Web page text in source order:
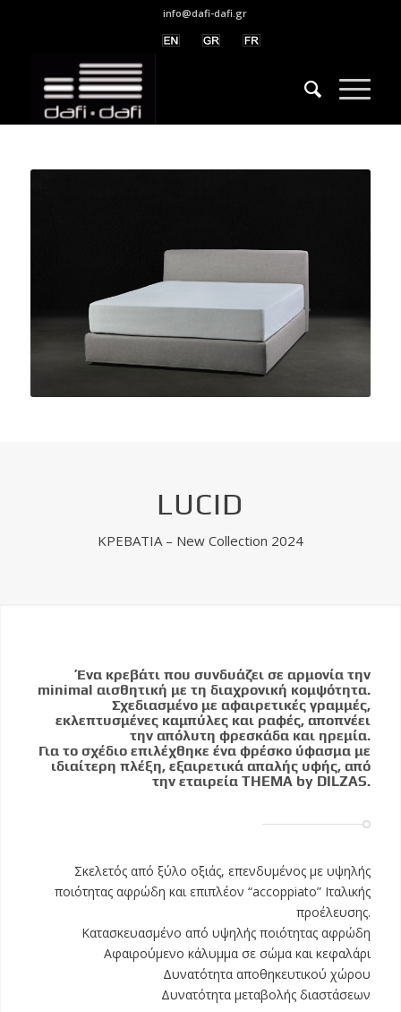
info@dafi-dafi.gr
LUCID
ΚΡΕΒΑΤΙΑ – New Collection 2024
Ένα κρεβάτι που συνδυάζει σε αρμονία την
minimal αισθητική με τη διαχρονική κομψότητα.
Σχεδιασμένο με αφαιρετικές γραμμές,
εκλεπτυσμένες καμπύλες και ραφές, αποπνέει
την απόλυτη φρεσκάδα και ηρεμία.
Για το σχέδιο επιλέχθηκε ένα φρέσκο ύφασμα με
ιδιαίτερη πλέξη, εξαιρετικά απαλής υφής, από
την εταιρεία THEMA by DILZAS.
Σκελετός από ξύλο οξιάς, επενδυμένος με υψηλής
ποιότητας αφρώδη και επιπλέον “accoppiato” Ιταλικής
προέλευσης.
Κατασκευασμένο από υψηλής ποιότητας αφρώδη
Αφαιρούμενο κάλυμμα σε σώμα και κεφαλάρι
Δυνατότητα αποθηκευτικού χώρου
Δυνατότητα μεταβολής διαστάσεων